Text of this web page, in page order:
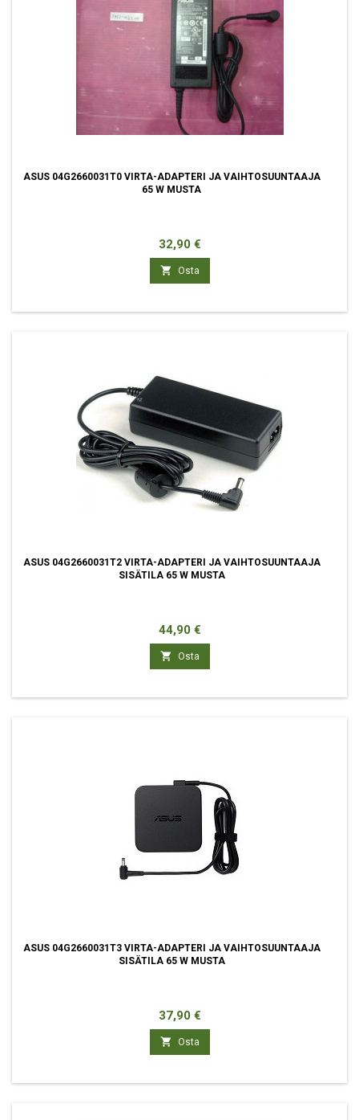
ASUS 04G2660031T0 VIRTA-ADAPTERI JA VAIHTOSUUNTAAJA
65 W MUSTA
Hinta
32,90 €
 Osta
ASUS 04G2660031T2 VIRTA-ADAPTERI JA VAIHTOSUUNTAAJA
SISÄTILA 65 W MUSTA
Hinta
44,90 €
 Osta
ASUS 04G2660031T3 VIRTA-ADAPTERI JA VAIHTOSUUNTAAJA
SISÄTILA 65 W MUSTA
Hinta
37,90 €
 Osta